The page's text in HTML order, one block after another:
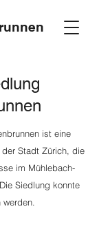
ist eine
Stadt Zürich, die
im Mühlebach-
Siedlung konnte